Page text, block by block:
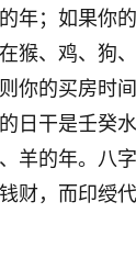
年；如果你
猴、鸡、狗
你的买房时
日干是壬癸
羊的年。八
财，而印绶
然开朗，也听
以来，身体比
随心转，现在
，其实跟老师
是心态会变